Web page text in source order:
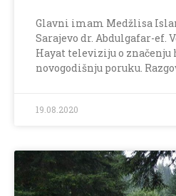
Glavni imam Medžlisa
Sarajevo dr. Abdulgafar-ef.
Hayat televiziju o značenju
novogodišnju poruku.
19.08.2020